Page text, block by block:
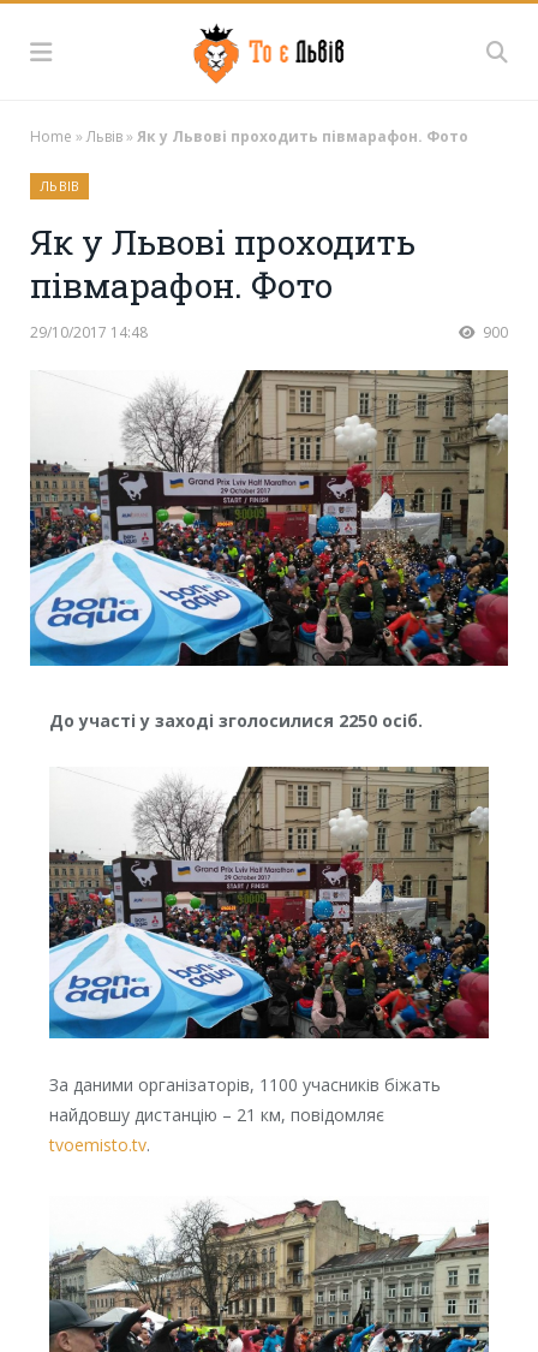
Home »Львів»Як у Львові проходить півмарафон. Фото
ЛЬВІВ
Як у Львові проходить
півмарафон. Фото
29/10/2017 14:48 900
До участі у заході зголосилися 2250 осіб.
За даними організаторів, 1100 учасників біжать
найдовшу дистанцію – 21 км, повідомляє
tvoemisto.tv.